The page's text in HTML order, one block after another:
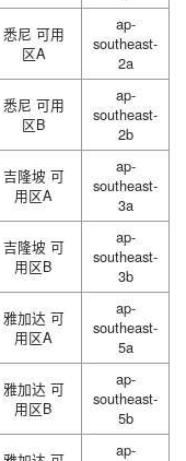
悉尼 可用
区A
ap-
southeast-
2a
悉尼 可用
区B
ap-
southeast-
2b
吉隆坡 可
用区A
ap-
southeast-
3a
吉隆坡 可
用区B
ap-
southeast-
3b
雅加达 可
用区A
ap-
southeast-
5a
雅加达 可
用区B
ap-
southeast-
5b
ap-